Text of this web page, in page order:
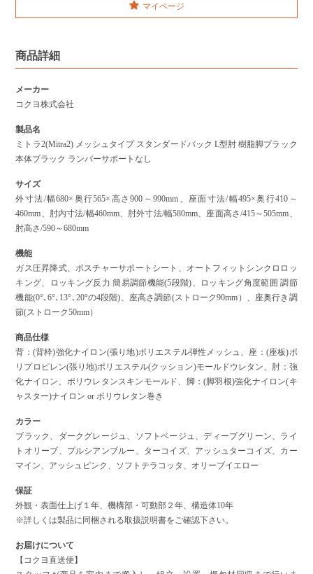
マイページ
商品詳細
メーカー
コクヨ株式会社
製品名
ミトラ2(Mitra2) メッシュタイプ スタンダードバック L型肘 樹脂脚ブラック
本体ブラック ランバーサポートなし
サイズ
外寸法/幅680×奥行565×高さ900～990mm、座面寸法/幅495×奥行410～
460mm、肘内寸法/幅460mm、肘外寸法/幅580mm、座面高さ/415～505mm、
肘高さ/590～680mm
機能
ガス圧昇降式、ポスチャーサポートシート、オートフィットシンクロロッ
キング、ロッキング反力 簡易調節機能(5段階)、ロッキング角度範囲 調節
機能(0°､6°､13°､20°の4段階)、座高さ調節(ストローク90mm）、座奥行き調
節(ストローク50mm）
商品仕様
背：(背枠)強化ナイロン(張り地)ポリエステル弾性メッシュ、座：(座板)ポ
リプロピレン(張り地)ポリエステル(クッション)モールドウレタン、肘：強
化ナイロン、ポリウレタンスキンモールド、脚：(脚羽根)強化ナイロン(キ
ャスター)ナイロン or ポリウレタン巻き
カラー
ブラック、ダークグレージュ、ソフトベージュ、ディープグリーン、ライ
トオリーブ、プルシアンブルー、ターコイズ、アッシュターコイズ、カー
マイン、アッシュピンク、ソフトテラコッタ、オリーブイエロー
保証
外観・表面仕上げ１年、機構部・可動部２年、構造体10年
※詳しくは製品に同梱される取扱説明書をご確認下さい。
お届けについて
【コクヨ直送便】